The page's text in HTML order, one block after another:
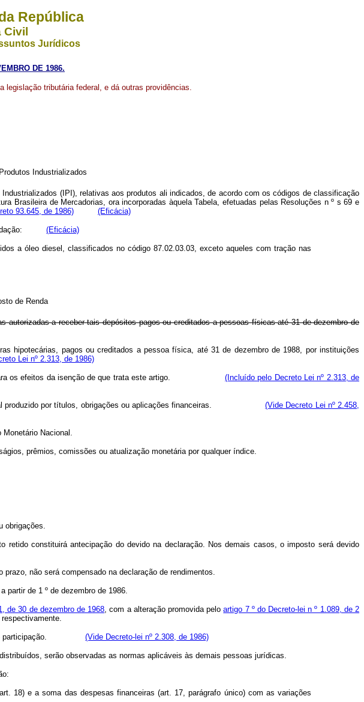
República
Civil
Jurídicos
DE 1986.
legislação tributária federal, e dá outras providências.
Industrializados
(IPI), relativas aos produtos ali indicados, de acordo com os códigos de classificação
Brasileira de Mercadorias, ora incorporadas àquela Tabela, efetuadas pelas Resoluções n º s 69 e
93.645, de 1986) (Eficácia)
redação: (Eficácia)
a óleo diesel, classificados no código 87.02.03.03, exceto aqueles com tração nas
de Renda
a receber tais depósitos pagos ou creditados a pessoas físicas até 31 de dezembro de
hipotecárias, pagos ou creditados a pessoa física, até 31 de dezembro de 1988, por instituições
Lei nº 2.313, de 1986)
para os efeitos da isenção de que trata este artigo.(Incluído pelo Decreto Lei nº 2.313, de
real produzido por títulos, obrigações ou aplicações financeiras.(Vide Decreto Lei nº 2.458,
Nacional.
prêmios, comissões ou atualização monetária por qualquer índice.
obrigações.
constituirá antecipação do devido na declaração. Nos demais casos, o imposto será devido
não será compensado na declaração de rendimentos.
partir de 1 º de dezembro de 1986.
de 30 de dezembro de 1968, com a alteração promovida peloartigo 7 º do Decreto-lei n º 1.089, de 2
de participação. (Vide Decreto-lei nº 2.308, de 1986)
serão observadas as normas aplicáveis às demais pessoas jurídicas.
18) e a soma das despesas financeiras (art. 17, parágrafo único) com as variações